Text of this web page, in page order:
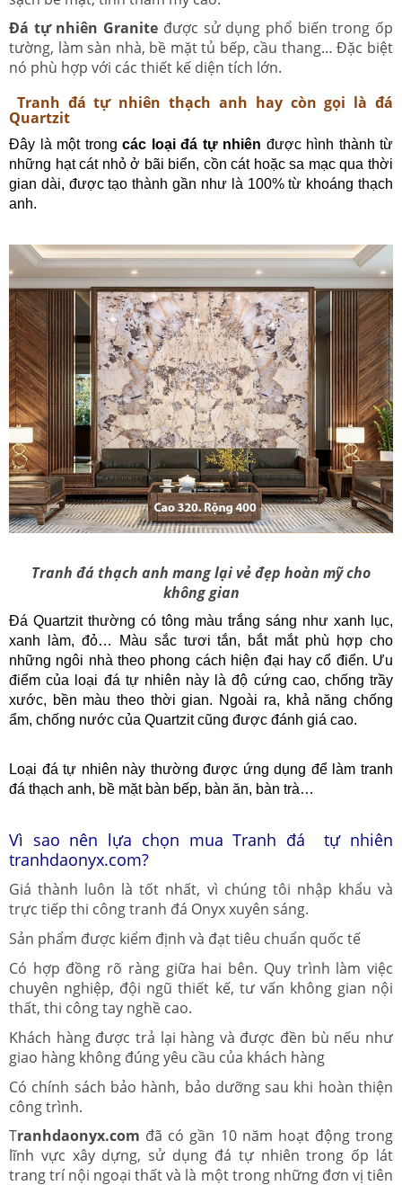
Đá tự nhiên Granite được sử dụng phổ biến trong ốp
tường, làm sàn nhà, bề mặt tủ bếp, cầu thang… Đặc biệt
nó phù hợp với các thiết kế diện tích lớn.
Tranh đá tự nhiên thạch anh hay còn gọi là đá
Quartzit
Đây là một trong các loại đá tự nhiên được hình thành từ
những hạt cát nhỏ ở bãi biển, cồn cát hoặc sa mạc qua thời
gian dài, được tạo thành gần như là 100% từ khoáng thạch
anh.
Tranh đá thạch anh mang lại vẻ đẹp hoàn mỹ cho
không gian
Đá Quartzit thường có tông màu trắng sáng như xanh lục,
xanh làm, đỏ… Màu sắc tươi tắn, bắt mắt phù hợp cho
những ngôi nhà theo phong cách hiện đại hay cổ điển. Ưu
điểm của loại đá tự nhiên này là độ cứng cao, chống trầy
xước, bền màu theo thời gian. Ngoài ra, khả năng chống
ẩm, chống nước của Quartzit cũng được đánh giá cao.
Loại đá tự nhiên này thường được ứng dụng để làm tranh
đá thạch anh, bề mặt bàn bếp, bàn ăn, bàn trà…
Vì sao nên lựa chọn mua Tranh đá tự nhiên
tranhdaonyx.com?
Giá thành luôn là tốt nhất, vì chúng tôi nhập khẩu và
trực tiếp thi công tranh đá Onyx xuyên sáng.
Sản phẩm được kiểm định và đạt tiêu chuẩn quốc tế
Có hợp đồng rõ ràng giữa hai bên. Quy trình làm việc
chuyên nghiệp, đội ngũ thiết kế, tư vấn không gian nội
thất, thi công tay nghề cao.
Khách hàng được trả lại hàng và được đền bù nếu như
giao hàng không đúng yêu cầu của khách hàng
Có chính sách bảo hành, bảo dưỡng sau khi hoàn thiện
công trình.
Tranhdaonyx.com đã có gần 10 năm hoạt động trong
lĩnh vực xây dựng, sử dụng đá tự nhiên trong ốp lát
trang trí nội ngoại thất và là một trong những đơn vị tiên